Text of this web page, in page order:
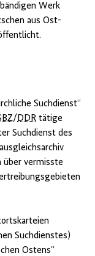
Werk
aus Ost-
Suchdienst“
/ DDR tätige
Suchdienst des
über vermisste
Suchdienstes)
Ostens“